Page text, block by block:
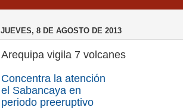
JUEVES, 8 DE AGOSTO DE 2013
Arequipa vigila 7 volcanes
Concentra la atención
el Sabancaya en
periodo preeruptivo